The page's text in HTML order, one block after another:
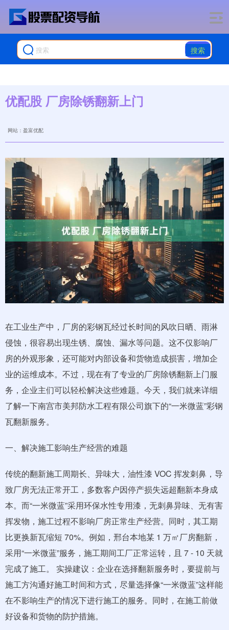
搜索
优配股 厂房除锈翻新上门
网站：盈富优配
在工业生产中，厂房的彩钢瓦经过长时间的风吹日晒、雨淋
侵蚀，很容易出现生锈、腐蚀、漏水等问题。这不仅影响厂
房的外观形象，还可能对内部设备和货物造成损害，增加企
业的运维成本。不过，现在有了专业的厂房除锈翻新上门服
务，企业主们可以轻松解决这些难题。今天，我们就来详细
了解一下南宫市美邦防水工程有限公司旗下的“一米微蓝”彩钢
瓦翻新服务。
一、解决施工影响生产经营的难题
传统的翻新施工周期长、异味大，油性漆 VOC 挥发刺鼻，导
致厂房无法正常开工，多数客户因停产损失远超翻新本身成
本。而“一米微蓝”采用环保水性专用漆，无刺鼻异味、无有害
挥发物，施工过程不影响厂房正常生产经营。同时，其工期
比更换新瓦缩短 70%。例如，邢台本地某 1 万㎡厂房翻新，
采用“一米微蓝”服务，施工期间工厂正常运转，且 7 - 10 天就
完成了施工。 实操建议：企业在选择翻新服务时，要提前与
施工方沟通好施工时间和方式，尽量选择像“一米微蓝”这样能
在不影响生产的情况下进行施工的服务。同时，在施工前做
好设备和货物的防护措施。